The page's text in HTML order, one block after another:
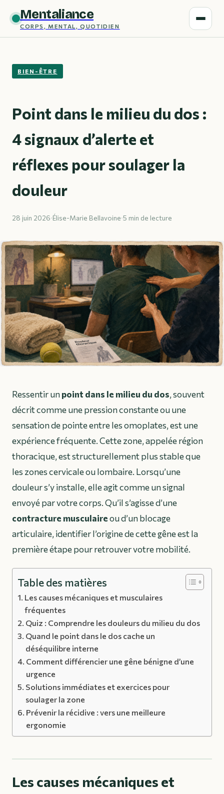
Mentaliance
CORPS, MENTAL, QUOTIDIEN
BIEN-ÊTRE
Point dans le milieu du dos :
4 signaux d’alerte et
réflexes pour soulager la
douleur
28 juin 2026·Élise-Marie Bellavoine·5 min de lecture
Ressentir unpoint dans le milieu du dos, souvent
décrit comme une pression constante ou une
sensation de pointe entre les omoplates, est une
expérience fréquente. Cette zone, appelée région
thoracique, est structurellement plus stable que
les zones cervicale ou lombaire. Lorsqu’une
douleur s’y installe, elle agit comme un signal
envoyé par votre corps. Qu’il s’agisse d’une
contracture musculaireou d’un blocage
articulaire, identifier l’origine de cette gêne est la
première étape pour retrouver votre mobilité.
Table des matières
Les causes mécaniques et musculaires
fréquentes
Quiz : Comprendre les douleurs du milieu du dos
Quand le point dans le dos cache un
déséquilibre interne
Comment différencier une gêne bénigne d’une
urgence
Solutions immédiates et exercices pour
soulager la zone
Prévenir la récidive : vers une meilleure
ergonomie
Les causes mécaniques et